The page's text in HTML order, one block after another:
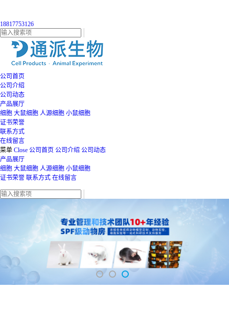
18817753126
公司首页
公司介绍
公司动态
产品展厅
细胞 大鼠细胞 人源细胞 小鼠细胞
证书荣誉
联系方式
在线留言
菜单 Close 公司首页 公司介绍 公司动态
产品展厅
细胞 大鼠细胞 人源细胞 小鼠细胞
证书荣誉 联系方式 在线留言